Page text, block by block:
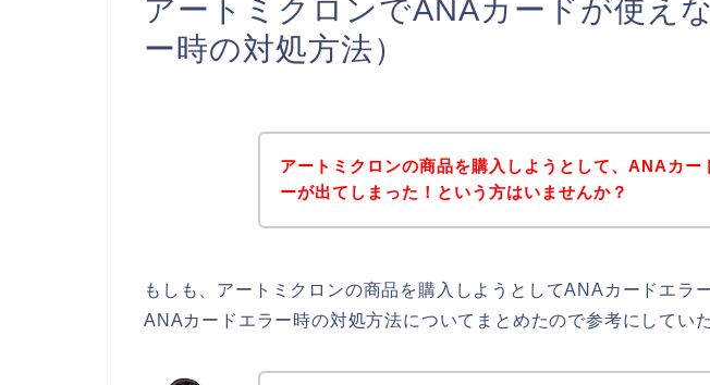
アートミクロンでANAカードが使え
ー時の対処方法）
アートミクロンの商品を購入しようとして、ANAカー
ーが出てしまった！という方はいませんか？
もしも、アートミクロンの商品を購入しようとしてANAカードエラ
ANAカードエラー時の対処方法についてまとめたので参考にしてい